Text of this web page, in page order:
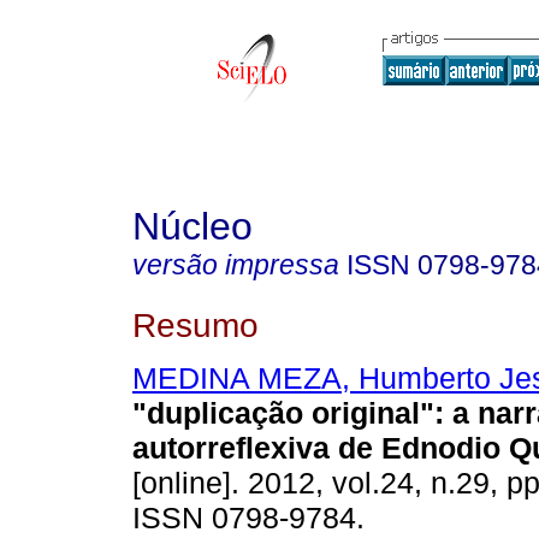
Núcleo
versão impressa ISSN 0798-
Resumo
MEDINA MEZA, Humberto
"duplicação original": a
autorreflexiva de Ednodio
[online]. 2012, vol.24, n.29,
ISSN 0798-9784.